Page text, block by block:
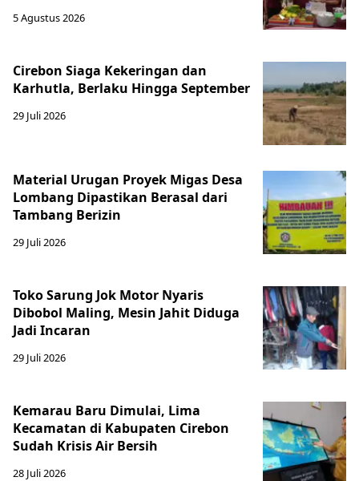
5 Agustus 2026
Cirebon Siaga Kekeringan dan
Karhutla, Berlaku Hingga September
29 Juli 2026
Material Urugan Proyek Migas Desa
Lombang Dipastikan Berasal dari
Tambang Berizin
29 Juli 2026
Toko Sarung Jok Motor Nyaris
Dibobol Maling, Mesin Jahit Diduga
Jadi Incaran
29 Juli 2026
Kemarau Baru Dimulai, Lima
Kecamatan di Kabupaten Cirebon
Sudah Krisis Air Bersih
28 Juli 2026